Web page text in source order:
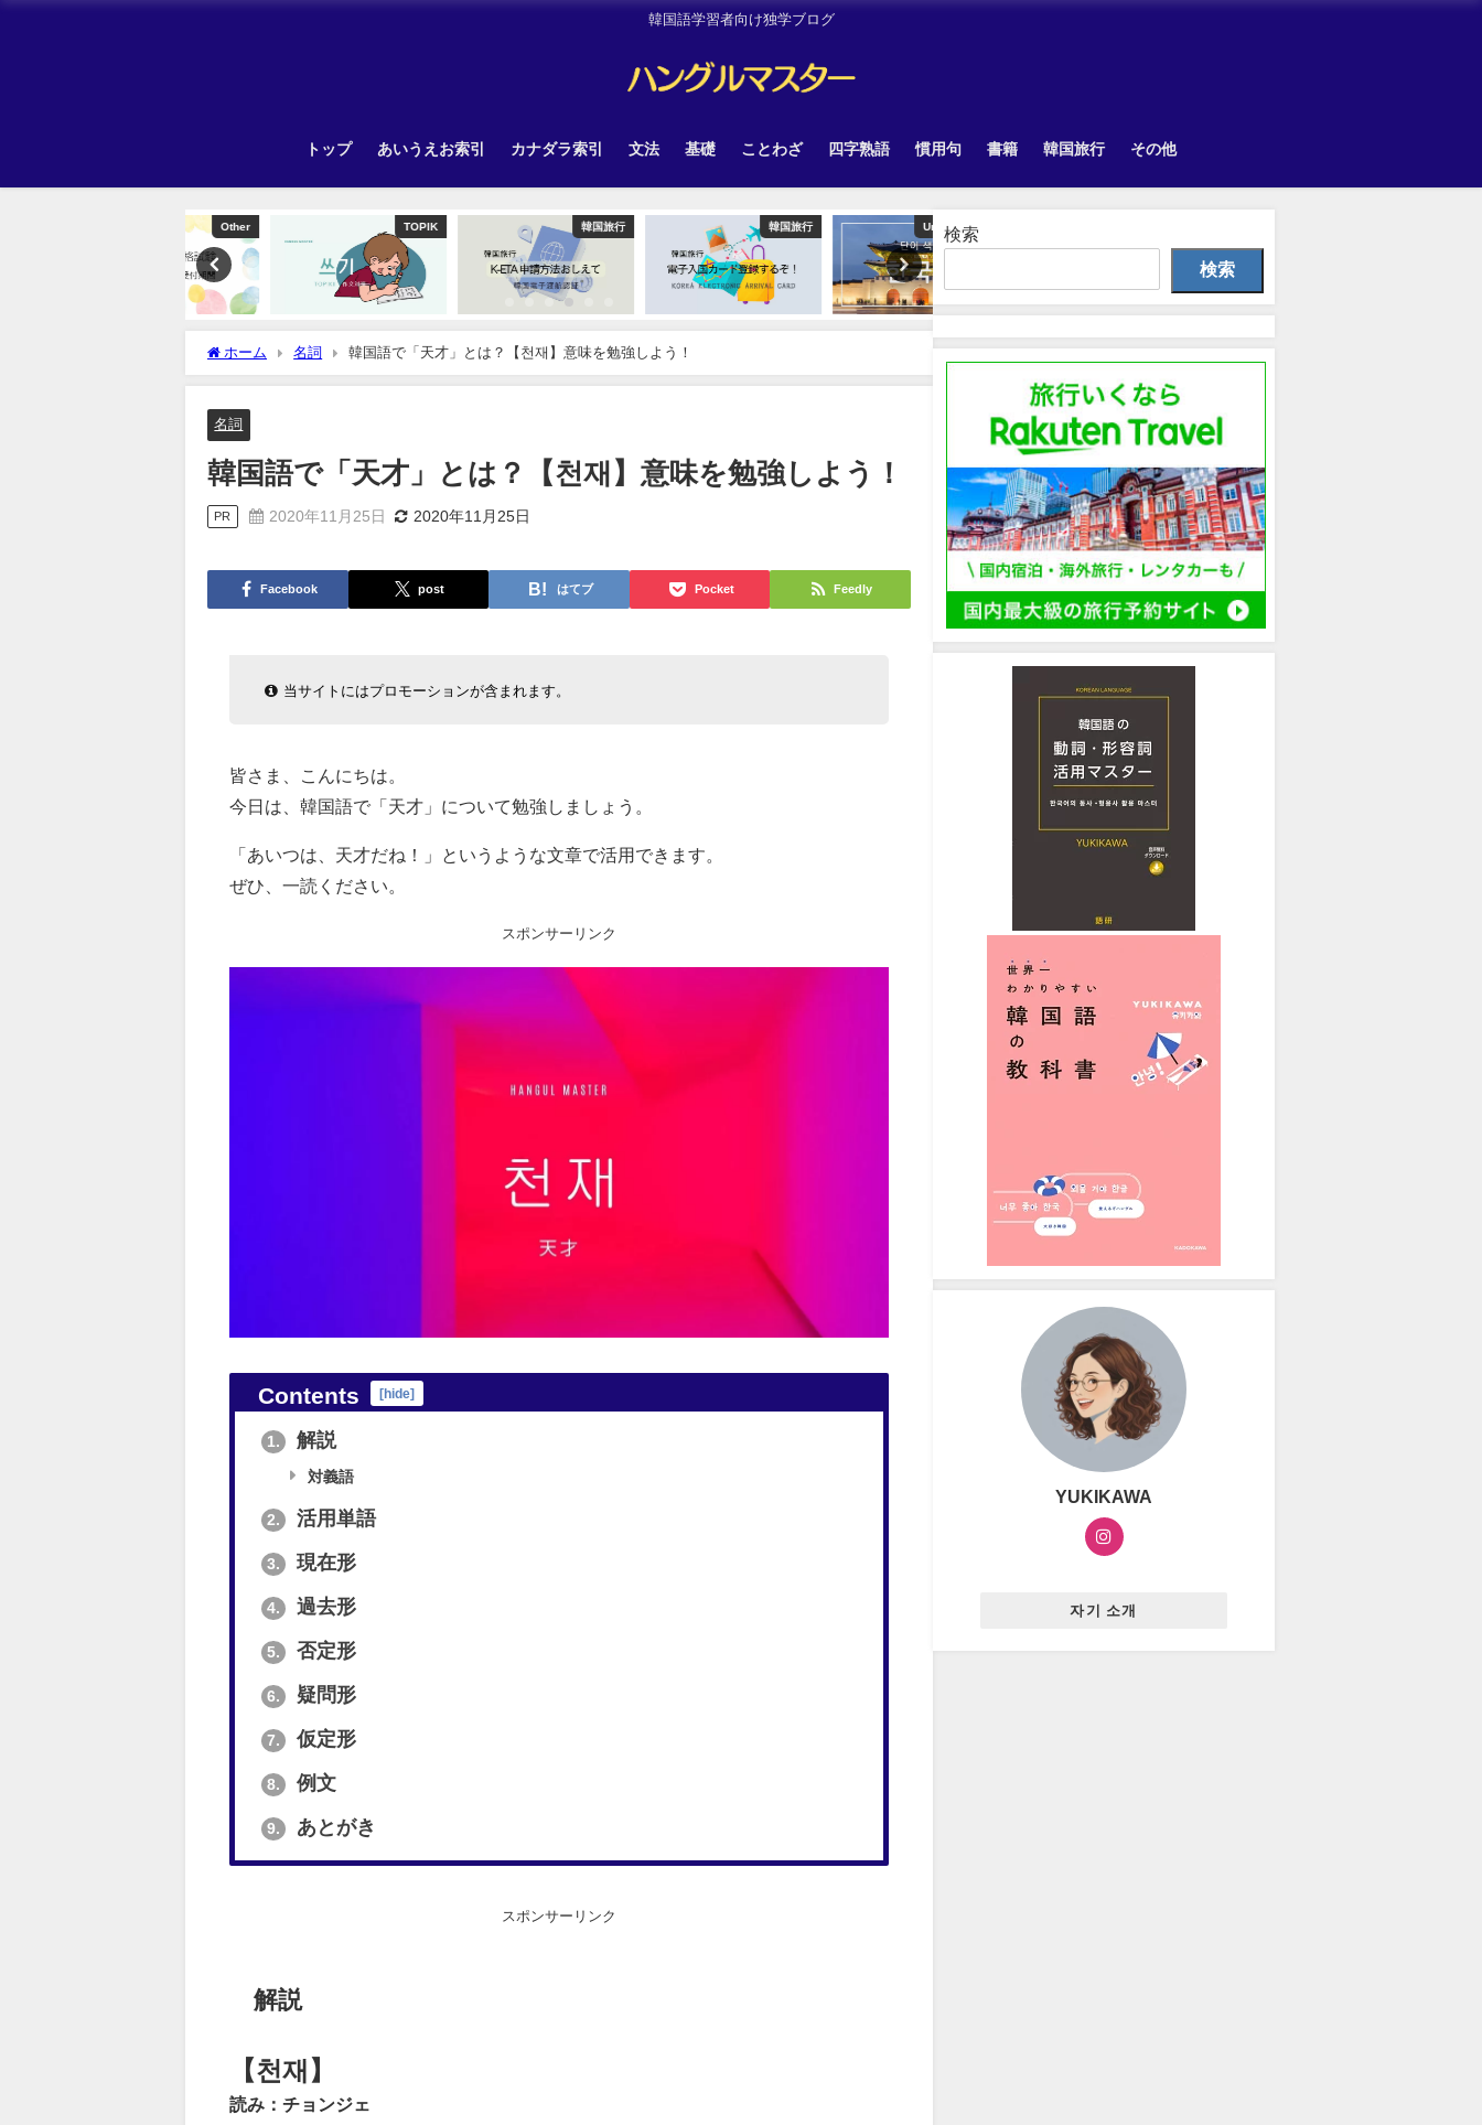
韓国語学習者向け独学ブログ
トップ あいうえお索引 カナダラ索引 文法 基礎 ことわざ 四字熟語 慣用句 書籍 韓国旅行 その他
韓国旅行 韓国旅行 Uncategorized
ホーム 名詞 韓国語で「天才」とは？【천재】意味を勉強しよう！
名詞
韓国語で「天才」とは？【천재】意味を勉強しよう！
PR 2020年11月25日 2020年11月25日
Facebook post はてブ Pocket Feedly
当サイトにはプロモーションが含まれます。
皆さま、こんにちは。
今日は、韓国語で「天才」について勉強しましょう。
「あいつは、天才だね！」というような文章で活用できます。
ぜひ、一読ください。
スポンサーリンク
Contents [hide]
1. 解説
対義語
2. 活用単語
3. 現在形
4. 過去形
5. 否定形
6. 疑問形
7. 仮定形
8. 例文
9. あとがき
スポンサーリンク
解説
【천재】
読み：チョンジェ
検索
検索
YUKIKAWA
자기 소개